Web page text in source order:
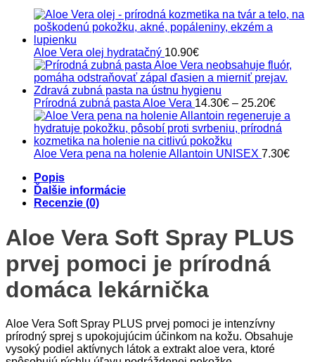
Aloe Vera olej hydratačný 10.90€
Prírodná zubná pasta Aloe Vera 14.30€ – 25.20€Price
range:
14.30€
25.20€
Aloe Vera pena na holenie Allantoin UNISEX 7.30€
Popis
Ďalšie informácie
Recenzie (0)
Aloe Vera Soft Spray PLUS
prvej pomoci je prírodná
domáca lekárnička
Aloe Vera Soft Spray PLUS prvej pomoci je intenzívny
prírodný sprej s upokojujúcim účinkom na kožu. Obsahuje
vysoký podiel aktívnych látok a extrakt aloe vera, ktoré